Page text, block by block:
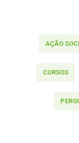
AÇÃO
CURSOS